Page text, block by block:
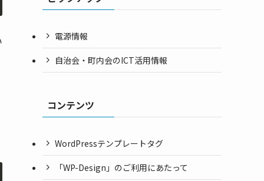
電源情報
自治会・町内会のICT活用情報
コンテンツ
WordPressテンプレートタグ
「WP-Design」のご利用にあたって